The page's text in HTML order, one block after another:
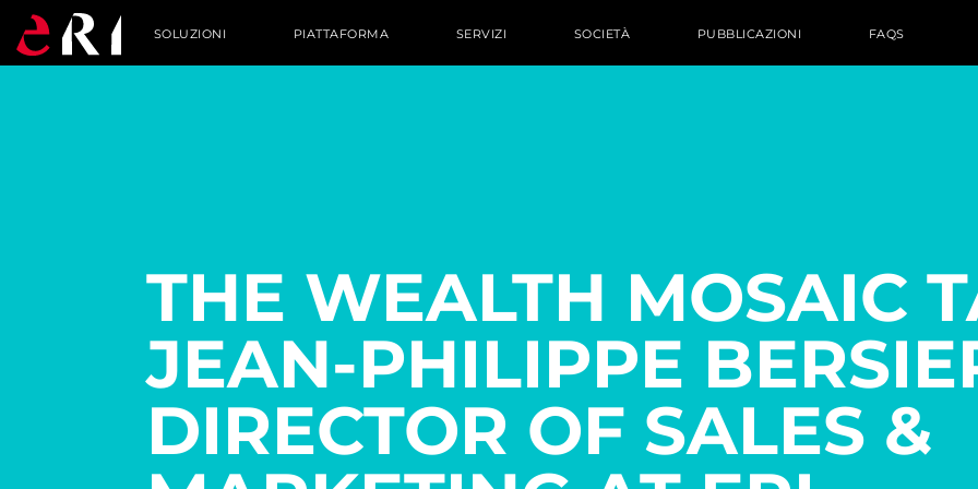
SOLUZIONI PIATTAFORMA SERVIZI SOCIETÀ PUBBLICAZIONI FAQS
THE WEALTH MOSAIC
JEAN-PHILIPPE
DIRECTOR OF SALES &